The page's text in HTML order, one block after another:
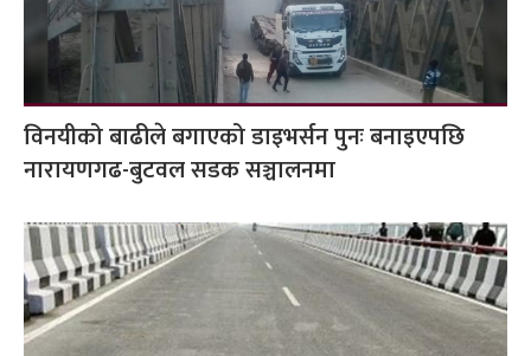
विनयीको बाढीले बगाएको डाइभर्सन पुनः बनाइएपछि
नारायणगढ-बुटवल सडक सञ्चालनमा